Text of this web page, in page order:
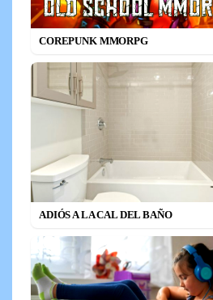
COREPUNK MMORPG
ADIÓS A LA CAL DEL BAÑO